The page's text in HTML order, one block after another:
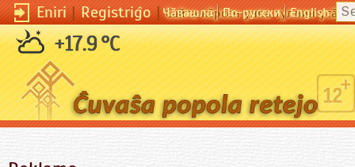
Eniri|Registriĝo|Сайта кӗрсен унпа туллин усӑ
Чӑвашла По-русски English
+17.9 °C